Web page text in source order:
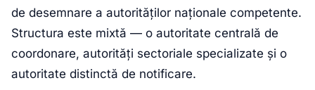
de desemnare a autorităților naționale competente.
Structura este mixtă — o autoritate centrală de
coordonare, autorități sectoriale specializate și o
autoritate distinctă de notificare.